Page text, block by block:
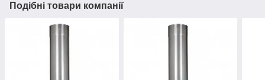
Подібні товари компанії